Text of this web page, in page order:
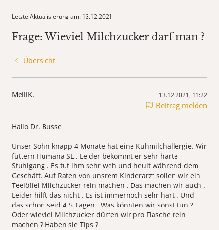
Letzte Aktualisierung am: 13.12.2021
Frage: Wieviel Milchzucker darf man ?
Übersicht
MelliK. 13.12.2021, 11:22
Beitrag melden
Hallo Dr. Busse
Unser Sohn knapp 4 Monate hat eine Kuhmilchallergie. Wir
füttern Humana SL . Leider bekommt er sehr harte
Stuhlgang . Es tut ihm sehr weh und heult während dem
Geschäft. Auf Raten von unsrem Kinderarzt sollen wir ein
Teelöffel Milchzucker rein machen . Das machen wir auch .
Leider hilft das nicht . Es ist immernoch sehr hart . Und
das schon seid 4-5 Tagen . Was könnten wir sonst tun ?
Oder wieviel Milchzucker dürfen wir pro Flasche rein
machen ? Haben sie Tips ?